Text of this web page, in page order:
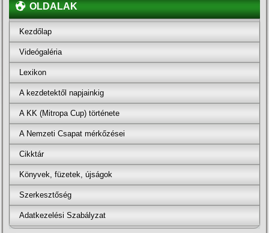
OLDALAK
Kezdőlap
Videógaléria
Lexikon
A kezdetektől napjainkig
A KK (Mitropa Cup) története
A Nemzeti Csapat mérkőzései
Cikktár
Könyvek, füzetek, újságok
Szerkesztőség
Adatkezelési Szabályzat